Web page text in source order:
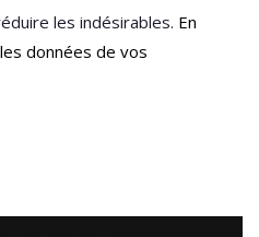
les indésirables. En
données de vos